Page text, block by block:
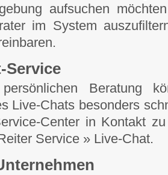
aufsuchen
im System
Service
Beratung
Live-Chats besonders
Center in Kontakt
Service » Live-Chat.